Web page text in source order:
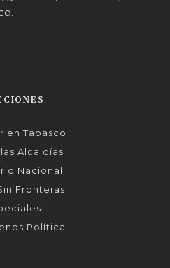
en Tabasco
Alcaldías
Nacional
Fronteras
Política